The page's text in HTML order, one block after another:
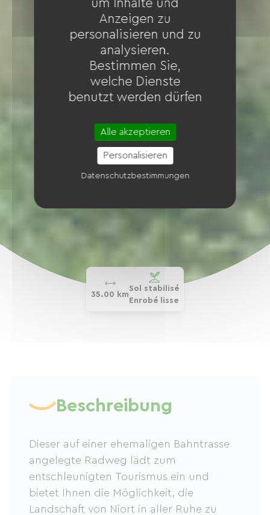
35.00 km
Sol stabilisé
Enrobé lisse
Beschreibung
Dieser auf einer ehemaligen Bahntrasse
angelegte Radweg lädt zum
entschleunigten Tourismus ein und
bietet Ihnen die Möglichkeit, die
Landschaft von Niort in aller Ruhe zu
um Inhalte und
Anzeigen zu
personalisieren und zu
analysieren.
Bestimmen Sie,
welche Dienste
benutzt werden dürfen
Alle akzeptieren
Personalisieren
Datenschutzbestimmungen